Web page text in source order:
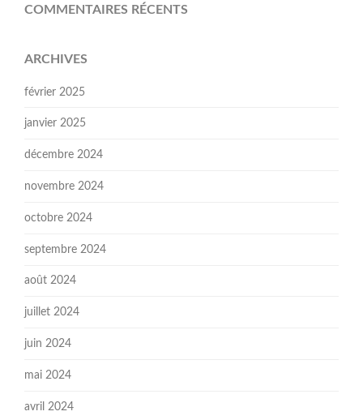
COMMENTAIRES RÉCENTS
ARCHIVES
février 2025
janvier 2025
décembre 2024
novembre 2024
octobre 2024
septembre 2024
août 2024
juillet 2024
juin 2024
mai 2024
avril 2024